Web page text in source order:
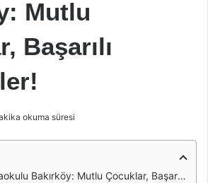
Mutlu
Başarılı
okuma süresi
Bakırköy: Mutlu Çocuklar, Başarılı Gelecekler!